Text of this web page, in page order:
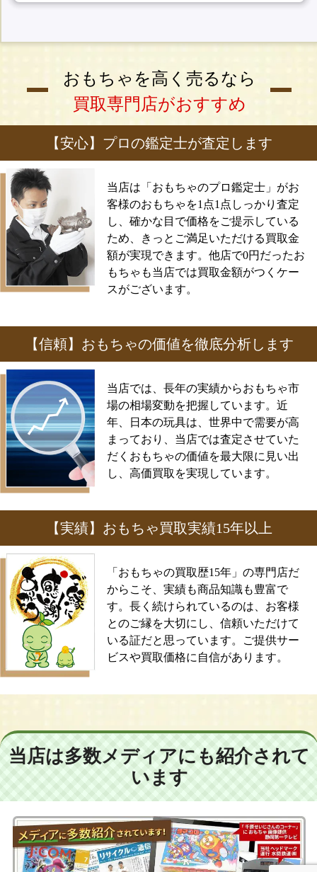
おもちゃを高く売るなら
買取専門店がおすすめ
【安心】プロの鑑定士が査定します
当店は「おもちゃのプロ鑑定士」がお
客様のおもちゃを1点1点しっかり査定
し、確かな目で価格をご提示している
ため、きっとご満足いただける買取金
額が実現できます。他店で0円だったお
もちゃも当店では買取金額がつくケー
スがございます。
【信頼】おもちゃの価値を徹底分析します
当店では、長年の実績からおもちゃ市
場の相場変動を把握しています。近
年、日本の玩具は、世界中で需要が高
まっており、当店では査定させていた
だくおもちゃの価値を最大限に見い出
し、高価買取を実現しています。
【実績】おもちゃ買取実績15年以上
「おもちゃの買取歴15年」の専門店だ
からこそ、実績も商品知識も豊富で
す。長く続けられているのは、お客様
とのご縁を大切にし、信頼いただけて
いる証だと思っています。ご提供サー
ビスや買取価格に自信があります。
当店は多数メディアにも紹介されて
います